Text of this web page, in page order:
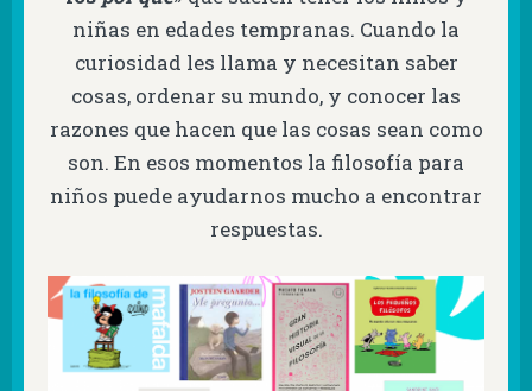
niñas en edades tempranas. Cuando la
curiosidad les llama y necesitan saber
cosas, ordenar su mundo, y conocer las
razones que hacen que las cosas sean como
son. En esos momentos la filosofía para
niños puede ayudarnos mucho a encontrar
respuestas.